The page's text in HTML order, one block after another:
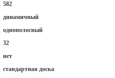
582
динамичный
однополосный
32
нет
стандартная доска